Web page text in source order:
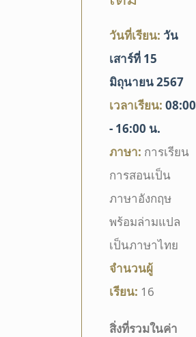
วันที่เรียน: วัน
เสาร์ที่ 15
มิถุนายน2567
เวลาเรียน: 08:00
- 16:00 น.
ภาษา: การเรียน
การสอนเป็น
ภาษาอังกฤษ
พร้อมล่ามแปล
เป็นภาษาไทย
จำนวนผู้
เรียน: 16
สิ่งที่รวมในค่า